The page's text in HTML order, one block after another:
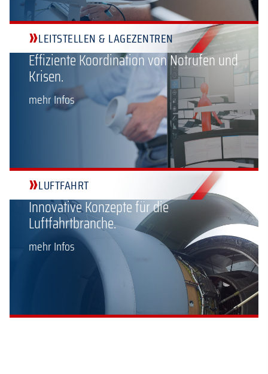
»LEITSTELLEN & LAGEZENTREN
Effiziente Koordination von Notrufen und
Krisen.
mehr Infos
»LUFTFAHRT
Innovative Konzepte für die
Luftfahrtbranche.
mehr Infos